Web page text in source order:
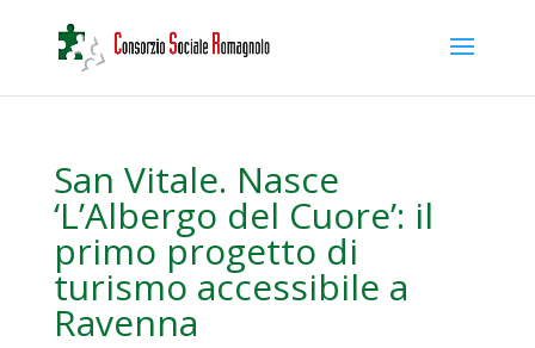
San Vitale. Nasce
‘L’Albergo del Cuore’: il
primo progetto di
turismo accessibile a
Ravenna